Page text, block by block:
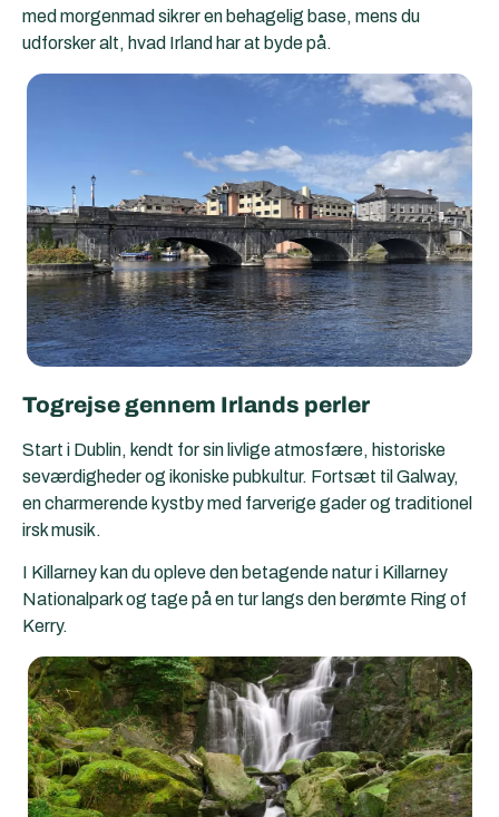
med morgenmad sikrer en behagelig base, mens du
udforsker alt, hvad Irland har at byde på.
Togrejse gennem Irlands perler
Start i Dublin, kendt for sin livlige atmosfære, historiske
seværdigheder og ikoniske pubkultur. Fortsæt til Galway,
en charmerende kystby med farverige gader og traditionel
irsk musik.
I Killarney kan du opleve den betagende natur i Killarney
Nationalpark og tage på en tur langs den berømte Ring of
Kerry.